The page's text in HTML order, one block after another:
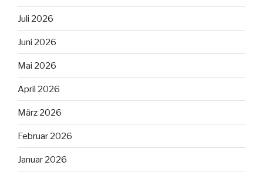
Juli 2026
Juni 2026
Mai 2026
April 2026
März 2026
Februar 2026
Januar 2026